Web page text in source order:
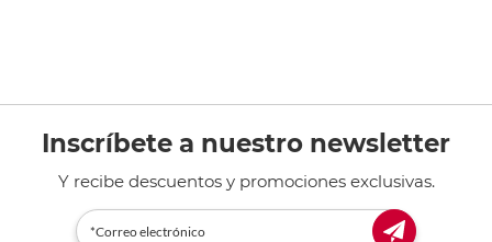
Inscríbete a nuestro newsletter
Y recibe descuentos y promociones exclusivas.